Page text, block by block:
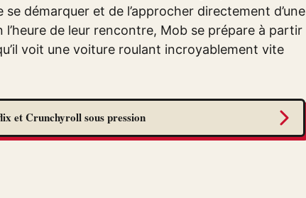
démarquer et de l’approcher directement d’une
de leur rencontre, Mob se prépare à partir
voit une voiture roulant incroyablement vite
et Crunchyroll sous pression